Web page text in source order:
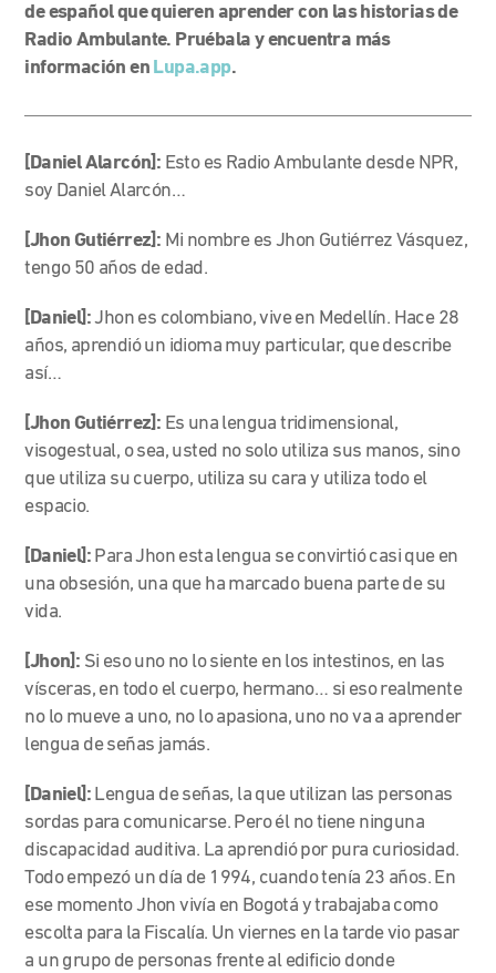
de español que quieren aprender con las historias de
Radio Ambulante. Pruébala y encuentra más
información en Lupa.app.
[Daniel Alarcón]: Esto es Radio Ambulante desde NPR,
soy Daniel Alarcón…
[Jhon Gutiérrez]: Mi nombre es Jhon Gutiérrez Vásquez,
tengo 50 años de edad.
[Daniel]:Jhon es colombiano, vive en Medellín. Hace 28
años, aprendió un idioma muy particular, que describe
así…
[Jhon Gutiérrez]: Es una lengua tridimensional,
visogestual, o sea, usted no solo utiliza sus manos, sino
que utiliza su cuerpo, utiliza su cara y utiliza todo el
espacio.
[Daniel]: Para Jhon esta lengua se convirtió casi que en
una obsesión, una que ha marcado buena parte de su
vida.
[Jhon]: Si eso uno no lo siente en los intestinos, en las
vísceras, en todo el cuerpo, hermano… si eso realmente
no lo mueve a uno, no lo apasiona, uno no va a aprender
lengua de señas jamás.
[Daniel]: Lengua de señas, la que utilizan las personas
sordas para comunicarse. Pero él no tiene ninguna
discapacidad auditiva. La aprendió por pura curiosidad.
Todo empezó un día de 1994, cuando tenía 23 años. En
ese momento Jhon vivía en Bogotá y trabajaba como
escolta para la Fiscalía. Un viernes en la tarde vio pasar
a un grupo de personas frente al edificio donde